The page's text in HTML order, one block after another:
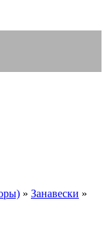
» Занавески »